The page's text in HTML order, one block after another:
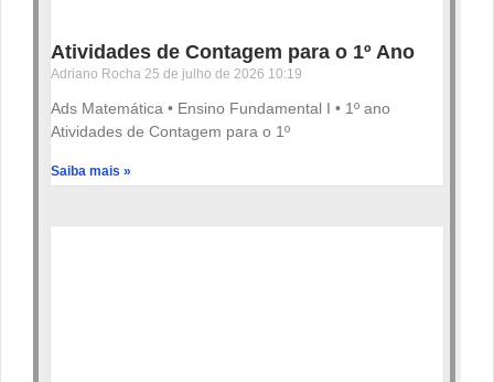
Atividades de Contagem para o 1º Ano
Adriano Rocha 25 de julho de 2026 10:19
Ads Matemática • Ensino Fundamental I • 1º ano
Atividades de Contagem para o 1º
Saiba mais »